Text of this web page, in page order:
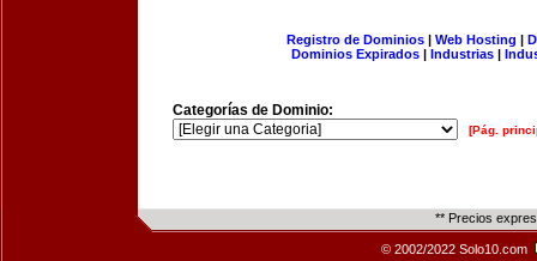
Registro de Dominios| Web Hosting |
Dominios Expirados | Industrias |
Categorías de Dominio:
[Pág.
** Precios
© 2002/2022 Solo10.com